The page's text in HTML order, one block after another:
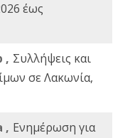
έως
, Συλλήψεις και
σε Λακωνία,
, Ενημέρωση για